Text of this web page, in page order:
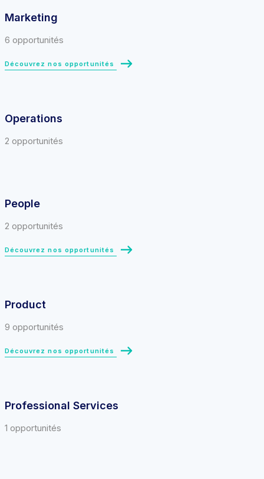
Marketing
6 opportunités
Découvrez nos opportunités
Operations
2 opportunités
People
2 opportunités
Découvrez nos opportunités
Product
9 opportunités
Découvrez nos opportunités
Professional Services
1 opportunités